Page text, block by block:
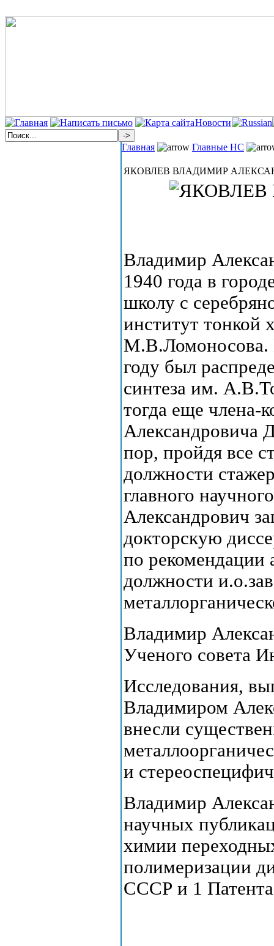
Новости
Главная Главные НС
ЯКОВЛЕВ ВЛАДИМИР
Владимир
1940 года в
школу с
институт тонкой
М.В.Ломоносова.
году был
синтеза им.
тогда еще
Александровича
пор, пройдя все
должности
главного
Александрович
докторскую
по рекомендации
должности
Владимир
Ученого совета
Исследования,
Владимиром
внесли
и
Владимир
научных
химии
полимеризации
СССР и 1